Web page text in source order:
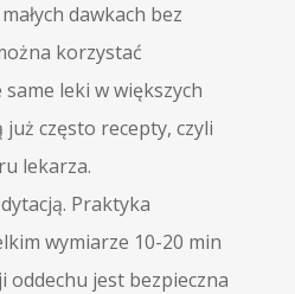
dawkach bez
korzystać
leki w większych
często recepty, czyli
lekarza.
Praktyka
wymiarze 10-20 min
oddechu jest bezpieczna